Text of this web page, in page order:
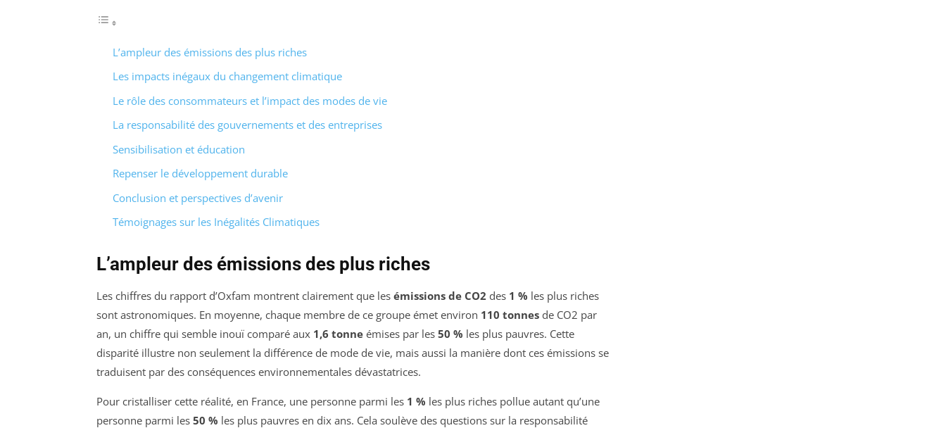
L’ampleur des émissions des plus riches
Les impacts inégaux du changement climatique
Le rôle des consommateurs et l’impact des modes de vie
La responsabilité des gouvernements et des entreprises
Sensibilisation et éducation
Repenser le développement durable
Conclusion et perspectives d’avenir
Témoignages sur les Inégalités Climatiques
L’ampleur des émissions des plus riches
Les chiffres du rapport d’Oxfam montrent clairement que les émissions de CO2 des 1 % les plus riches
sont astronomiques. En moyenne, chaque membre de ce groupe émet environ 110 tonnes de CO2 par
an, un chiffre qui semble inouï comparé aux 1,6 tonne émises par les 50 % les plus pauvres. Cette
disparité illustre non seulement la différence de mode de vie, mais aussi la manière dont ces émissions se
traduisent par des conséquences environnementales dévastatrices.
Pour cristalliser cette réalité, en France, une personne parmi les 1 % les plus riches pollue autant qu’une
personne parmi les 50 % les plus pauvres en dix ans. Cela soulève des questions sur la responsabilité